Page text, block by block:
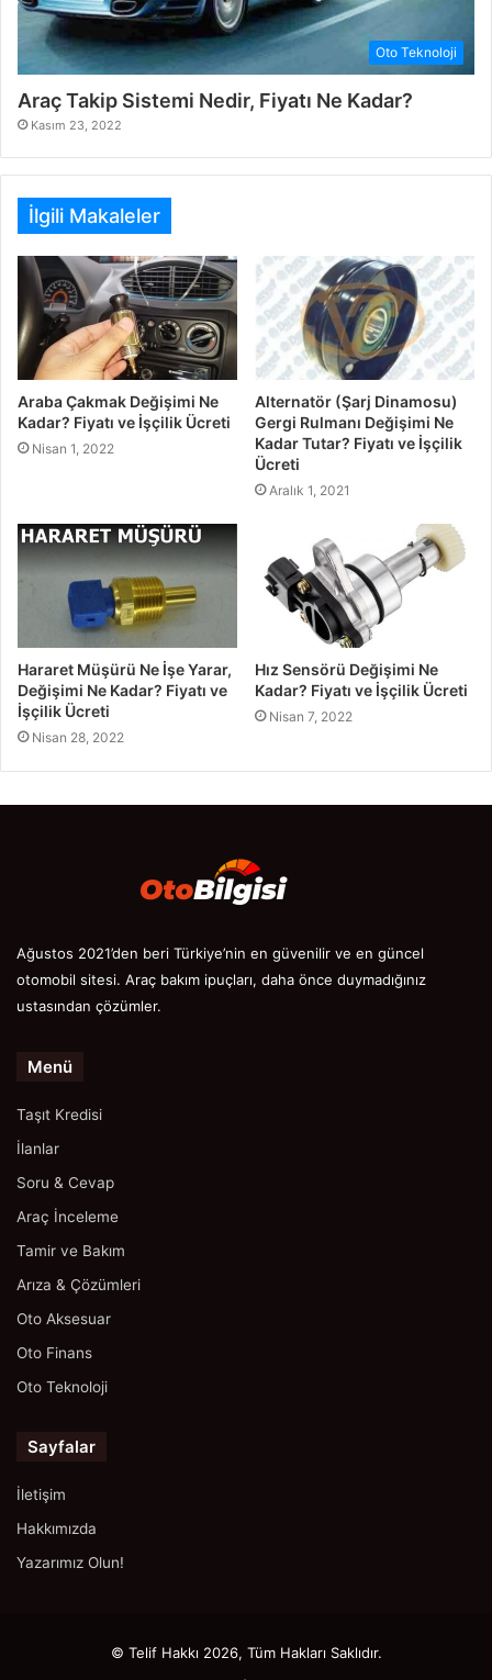
Oto Teknoloji
Araç Takip Sistemi Nedir, Fiyatı Ne Kadar?
Kasım 23, 2022
İlgili Makaleler
Araba Çakmak Değişimi Ne
Kadar? Fiyatı ve İşçilik Ücreti
Nisan 1, 2022
Alternatör (Şarj Dinamosu)
Gergi Rulmanı Değişimi Ne
Kadar Tutar? Fiyatı ve İşçilik
Ücreti
Aralık 1, 2021
Hararet Müşürü Ne İşe Yarar,
Değişimi Ne Kadar? Fiyatı ve
İşçilik Ücreti
Nisan 28, 2022
Hız Sensörü Değişimi Ne
Kadar? Fiyatı ve İşçilik Ücreti
Nisan 7, 2022
Ağustos 2021’den beri Türkiye’nin en güvenilir ve en güncel
otomobil sitesi. Araç bakım ipuçları, daha önce duymadığınız
ustasından çözümler.
Menü
Taşıt Kredisi
İlanlar
Soru & Cevap
Araç İnceleme
Tamir ve Bakım
Arıza & Çözümleri
Oto Aksesuar
Oto Finans
Oto Teknoloji
Sayfalar
İletişim
Hakkımızda
Yazarımız Olun!
© Telif Hakkı 2026, Tüm Hakları Saklıdır.